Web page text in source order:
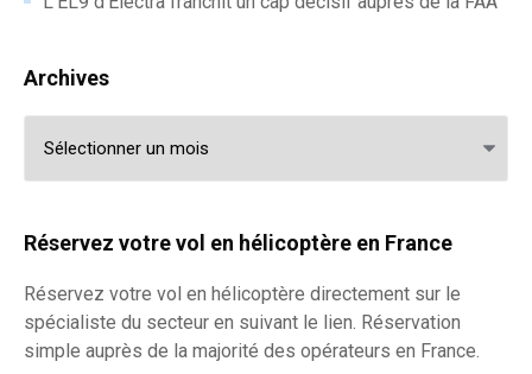
Archives
Réservez votre vol en hélicoptère en France
Réservez votre vol en hélicoptère directement sur le
spécialiste du secteur en suivant le lien. Réservation
simple auprès de la majorité des opérateurs en France.